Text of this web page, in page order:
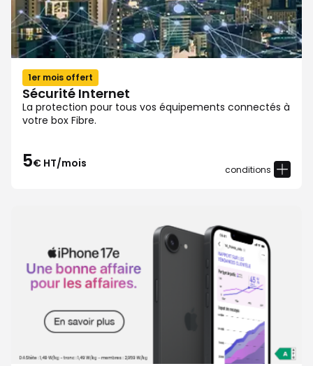
1er mois offert
Sécurité Internet
La protection pour tous vos équipements connectés à
votre box Fibre.
5€ HT/mois conditions